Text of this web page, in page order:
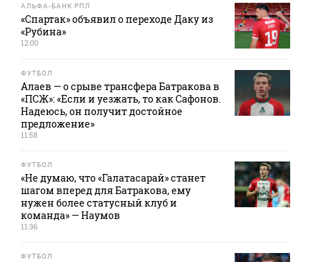
АЛЬФА-БАНК РПЛ
«Спартак» объявил о переходе Даку из
«Рубина»
12:00
ФУТБОЛ
Алаев — о срыве трансфера Батракова в
«ПСЖ»: «Если и уезжать, то как Сафонов.
Надеюсь, он получит достойное
предложение»
11:58
ФУТБОЛ
«Не думаю, что «Галатасарай» станет
шагом вперед для Батракова, ему
нужен более статусный клуб и
команда» — Наумов
11:36
ФУТБОЛ